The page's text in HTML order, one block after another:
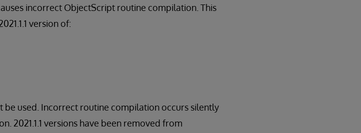
incorrect ObjectScript routine compilation. This
version of:
be used. Incorrect routine compilation occurs silently
2021.1.1 versions have been removed from